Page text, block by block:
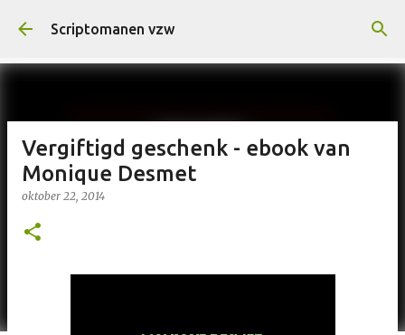
Doorgaan naar hoofdcontent
Scriptomanen vzw
Vergiftigd geschenk - ebook van
Monique Desmet
oktober 22, 2014